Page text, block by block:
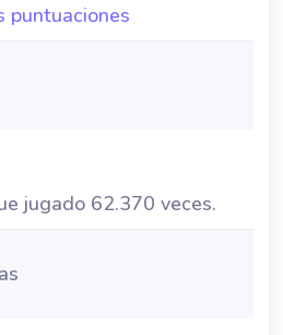
puntuaciones
jugado 62.370 veces.